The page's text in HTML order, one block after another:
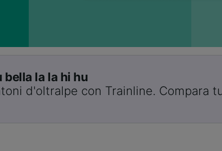
bella la la hi hu
d'oltralpe con Trainline. Compara